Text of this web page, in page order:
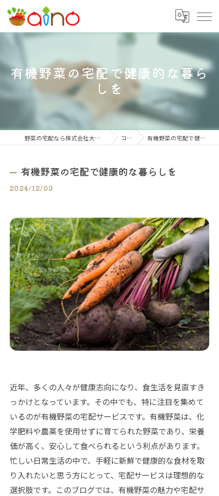
有機野菜の宅配で健康的な暮ら
しを
野菜の宅配なら株式会社大阪愛農食品センター コラム 有機野菜の宅配で健康的な暮らしを
有機野菜の宅配で健康的な暮らしを
2024/12/03
近年、多くの人々が健康志向になり、食生活を見直すき
っかけとなっています。その中でも、特に注目を集めて
いるのが有機野菜の宅配サービスです。有機野菜は、化
学肥料や農薬を使用せずに育てられた野菜であり、栄養
価が高く、安心して食べられるという利点があります。
忙しい日常生活の中で、手軽に新鮮で健康的な食材を取
り入れたいと思う方にとって、宅配サービスは理想的な
選択肢です。このブログでは、有機野菜の魅力や宅配サ